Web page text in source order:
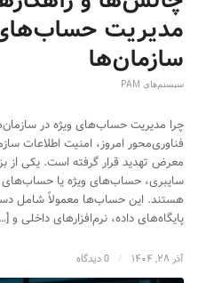
مدیریت
سازمان‌ها
سیستم‌های PAM
چرا مدیریت حساب‌های ویژه در
فناوری‌محور امروز، امنیت اطلاعات
معرض تهدید قرار گرفته است. یکی
سایبری، حساب‌های ویژه یا حساب‌های
هستند. این حساب‌ها معمولاً شامل
پایگاه‌های داده، نرم‌افزارهای داخلی و
آذر ۲۸, ۱۴۰۴ / 0 دیدگاه